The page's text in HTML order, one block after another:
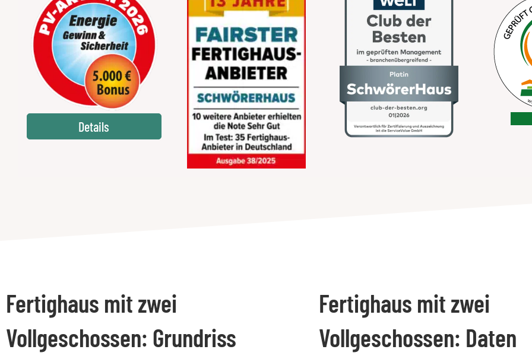
Details
Fertighaus mit zwei
Vollgeschossen: Grundriss
Fertighaus mit zwei
Vollgeschossen: Daten